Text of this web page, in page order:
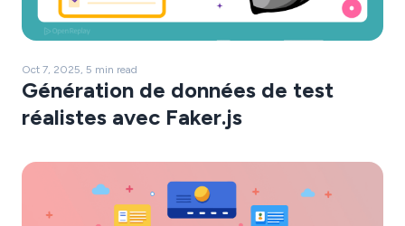
Oct 7, 2025, 5 min read
Génération de données de test
réalistes avec Faker.js